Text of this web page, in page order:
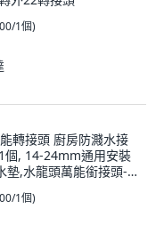
1個)
轉接頭 廚房防濺水接
個, 14-24mm通用安裝
墊,水龍頭萬能銜接頭-1
1個)